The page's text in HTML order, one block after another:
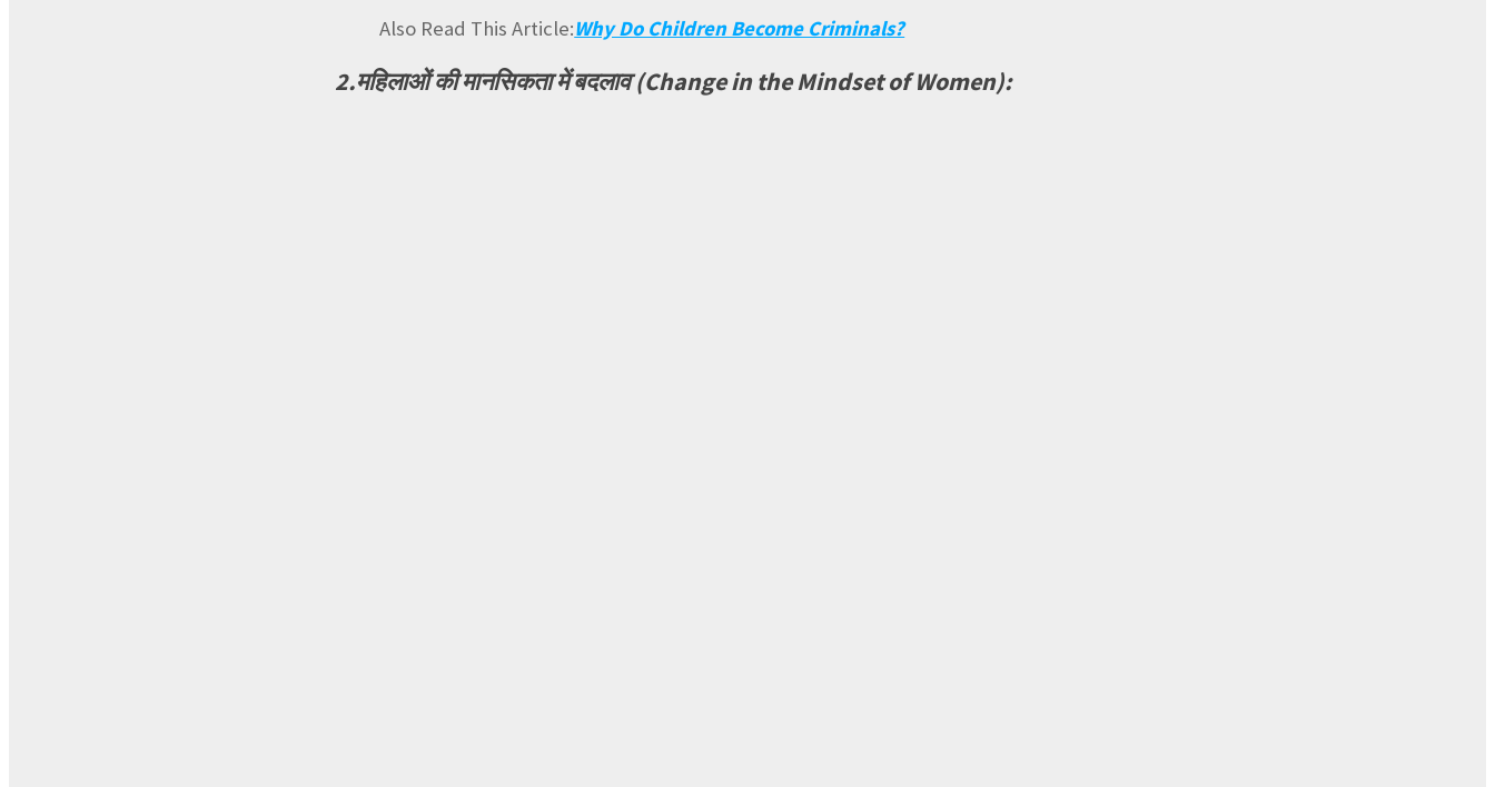
Also Read This Article:Why Do Children Become Criminals?
2.महिलाओं की मानसिकता में बदलाव (Change in the Mindset of Women):